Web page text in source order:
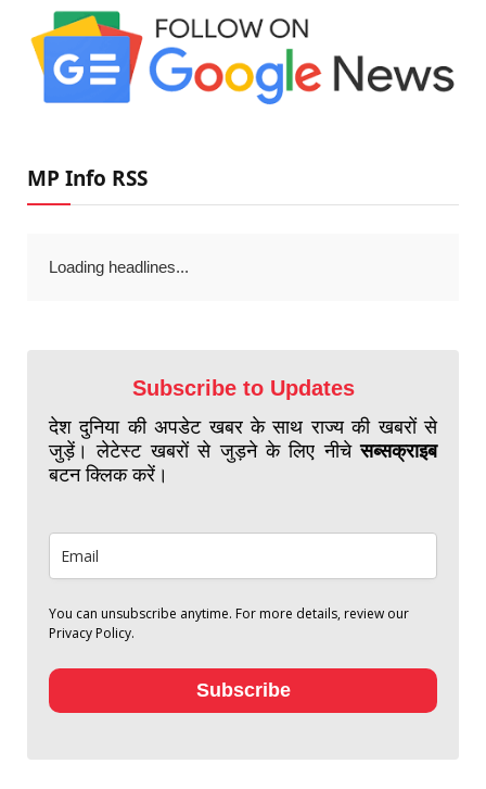
MP Info RSS
Loading headlines...
Subscribe to Updates
देश दुनिया की अपडेट खबर के साथ राज्य की खबरों से
जुड़ें। लेटेस्ट खबरों से जुड़ने के लिए नीचेसब्सक्राइब
बटन क्लिक करें।
You can unsubscribe anytime. For more details, review our
Privacy Policy.
Subscribe